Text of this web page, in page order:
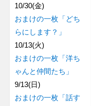
10/30(金)
おまけの一枚「どち
らにします？」
10/13(火)
おまけの一枚「洋ち
ゃんと仲間たち」
9/13(日)
おまけの一枚「話す